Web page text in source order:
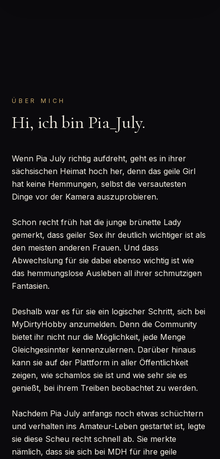
ÜBER MICH
Hi, ich bin Pia_July.
Wenn Pia July richtig aufdreht, geht es in ihrer
sächsischen Heimat hoch her, denn das geile Girl
hat keine Hemmungen, selbst die versautesten
Dinge vor der Kamera auszuprobieren.
Schon recht früh hat die junge brünette Lady
gemerkt, dass geiler Sex ihr deutlich wichtiger ist als
den meisten anderen Frauen. Und dass
Abwechslung für sie dabei ebenso wichtig ist wie
das hemmungslose Ausleben all ihrer schmutzigen
Fantasien.
Deshalb war es für sie ein logischer Schritt, sich bei
MyDirtyHobby anzumelden. Denn die Community
bietet ihr nicht nur die Möglichkeit, jede Menge
Gleichgesinnter kennenzulernen. Darüber hinaus
kann sie auf der Plattform in aller Öffentlichkeit
zeigen, wie schamlos sie ist und wie sehr sie es
genießt, bei ihrem Treiben beobachtet zu werden.
Nachdem Pia July anfangs noch etwas schüchtern
und verhalten ins Amateur-Leben gestartet ist, legte
sie diese Scheu recht schnell ab. Sie merkte
nämlich, dass sie sich bei MDH für ihre geile